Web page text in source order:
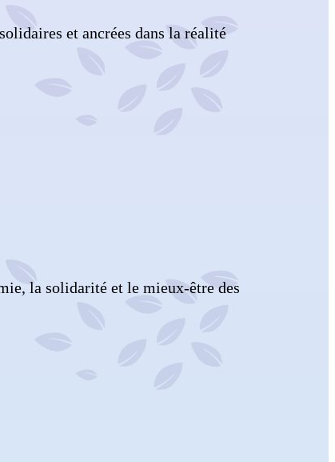
et ancrées dans la réalité
la solidarité et le mieux-être des